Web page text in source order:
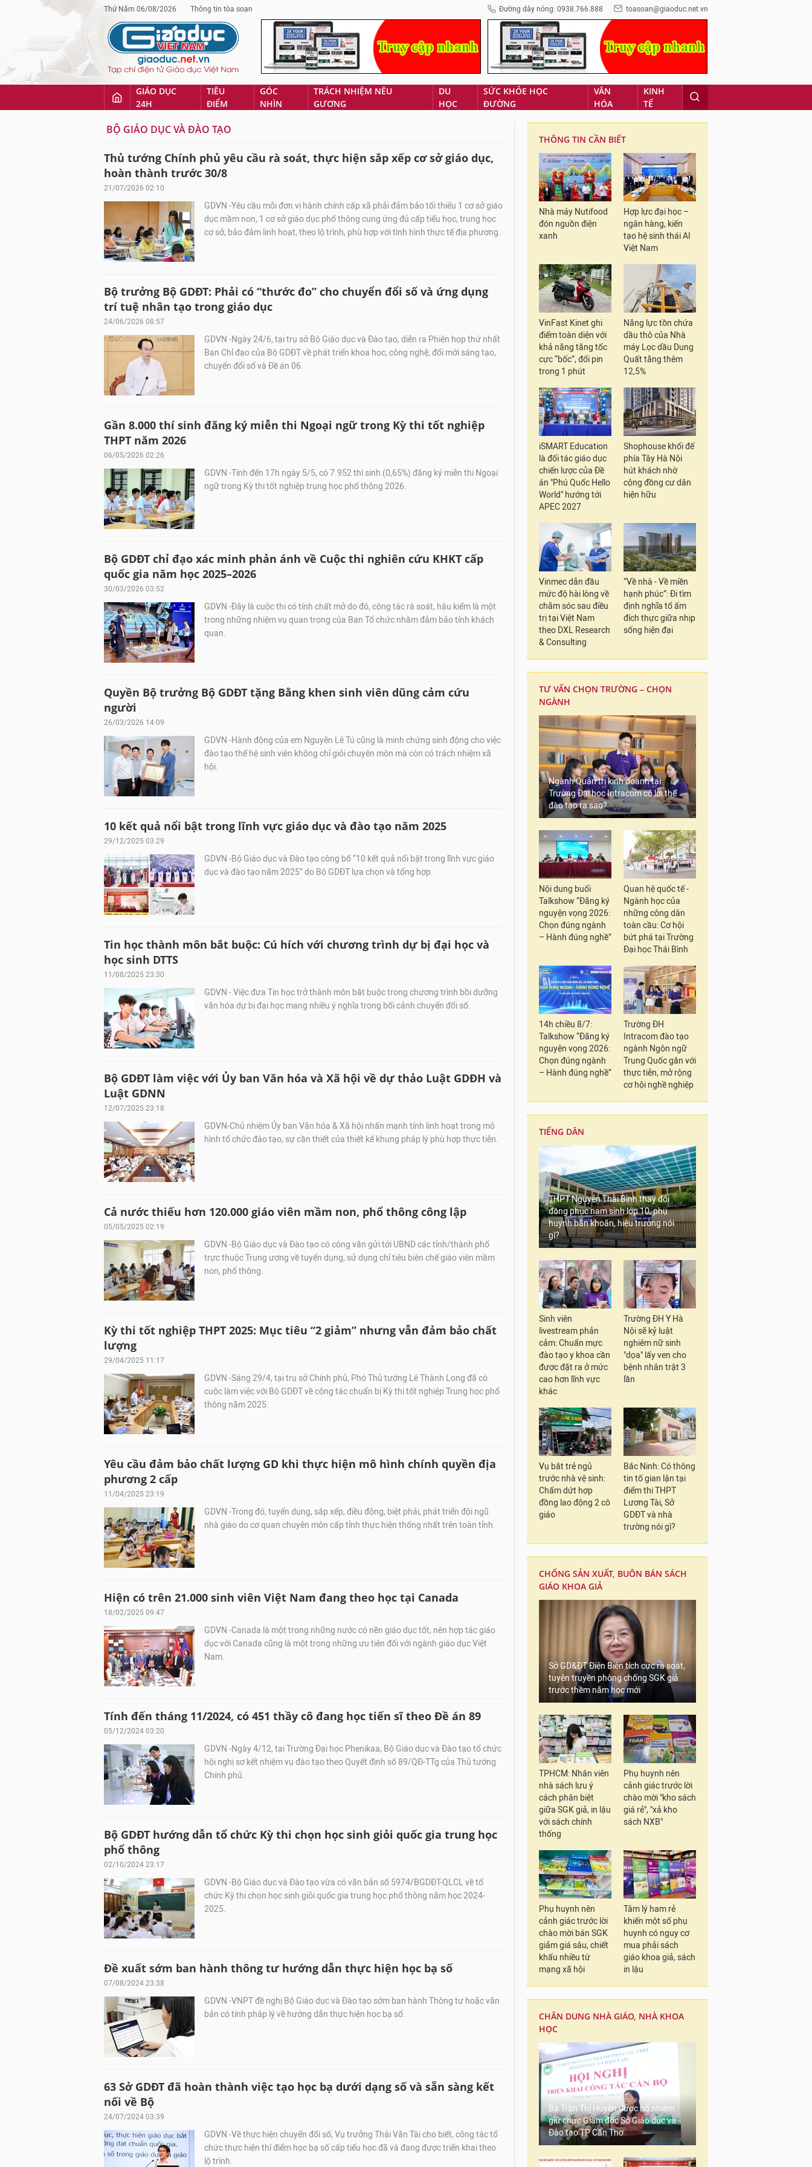
Thứ Năm 06/08/2026 Thông tin tòa soạn Đường dây nóng: 0938.766.888 toasoan@giaoduc.net.vn
GIÁO DỤC
24H
TIÊU
ĐIỂM
GÓC
NHÌN
TRÁCH NHIỆM NÊU
GƯƠNG
DU
HỌC
SỨC KHỎE HỌC
ĐƯỜNG
VĂN
HÓA
KINH
TẾ
BỘ GIÁO DỤC VÀ ĐÀO TẠO
Thủ tướng Chính phủ yêu cầu rà soát, thực hiện sắp xếp cơ sở giáo dục,
hoàn thành trước 30/8
21/07/2026 02:10
GDVN -Yêu cầu mỗi đơn vị hành chính cấp xã phải đảm bảo tối thiểu 1 cơ sở giáo
dục mầm non, 1 cơ sở giáo dục phổ thông cung ứng đủ cấp tiểu học, trung học
cơ sở, bảo đảm linh hoạt, theo lộ trình, phù hợp với tình hình thực tế địa phương.
Bộ trưởng Bộ GDĐT: Phải có “thước đo” cho chuyển đổi số và ứng dụng
trí tuệ nhân tạo trong giáo dục
24/06/2026 08:57
GDVN -Ngày 24/6, tại trụ sở Bộ Giáo dục và Đào tạo, diễn ra Phiên họp thứ nhất
Ban Chỉ đạo của Bộ GDĐT về phát triển khoa học, công nghệ, đổi mới sáng tạo,
chuyển đổi số và Đề án 06.
Gần 8.000 thí sinh đăng ký miễn thi Ngoại ngữ trong Kỳ thi tốt nghiệp
THPT năm 2026
06/05/2026 02:26
GDVN -Tính đến 17h ngày 5/5, có 7.952 thí sinh (0,65%) đăng ký miễn thi Ngoại
ngữ trong Kỳ thi tốt nghiệp trung học phổ thông 2026.
Bộ GDĐT chỉ đạo xác minh phản ánh về Cuộc thi nghiên cứu KHKT cấp
quốc gia năm học 2025–2026
30/03/2026 03:52
GDVN -Đây là cuộc thi có tính chất mở do đó, công tác rà soát, hậu kiểm là một
trong những nhiệm vụ quan trọng của Ban Tổ chức nhằm đảm bảo tính khách
quan.
Quyền Bộ trưởng Bộ GDĐT tặng Bằng khen sinh viên dũng cảm cứu
người
26/03/2026 14:09
GDVN -Hành động của em Nguyễn Lê Tú cũng là minh chứng sinh động cho việc
đào tạo thế hệ sinh viên không chỉ giỏi chuyên môn mà còn có trách nhiệm xã
hội.
10 kết quả nổi bật trong lĩnh vực giáo dục và đào tạo năm 2025
29/12/2025 03:29
GDVN -Bộ Giáo dục và Đào tạo công bố “10 kết quả nổi bật trong lĩnh vực giáo
dục và đào tạo năm 2025” do Bộ GDĐT lựa chọn và tổng hợp.
Tin học thành môn bắt buộc: Cú hích với chương trình dự bị đại học và
học sinh DTTS
11/08/2025 23:30
GDVN - Việc đưa Tin học trở thành môn bắt buộc trong chương trình bồi dưỡng
văn hóa dự bị đại học mang nhiều ý nghĩa trong bối cảnh chuyển đổi số.
Bộ GDĐT làm việc với Ủy ban Văn hóa và Xã hội về dự thảo Luật GDĐH và
Luật GDNN
12/07/2025 23:18
GDVN-Chủ nhiệm Ủy ban Văn hóa & Xã hội nhấn mạnh tính linh hoạt trong mô
hình tổ chức đào tạo, sự cần thiết của thiết kế khung pháp lý phù hợp thực tiễn.
Cả nước thiếu hơn 120.000 giáo viên mầm non, phổ thông công lập
05/05/2025 02:19
GDVN -Bộ Giáo dục và Đào tạo có công văn gửi tới UBND các tỉnh/thành phố
trực thuộc Trung ương về tuyển dụng, sử dụng chỉ tiêu biên chế giáo viên mầm
non, phổ thông.
Kỳ thi tốt nghiệp THPT 2025: Mục tiêu “2 giảm” nhưng vẫn đảm bảo chất
lượng
29/04/2025 11:17
GDVN -Sáng 29/4, tại trụ sở Chính phủ, Phó Thủ tướng Lê Thành Long đã có
cuộc làm việc với Bộ GDĐT về công tác chuẩn bị Kỳ thi tốt nghiệp Trung học phổ
thông năm 2025.
Yêu cầu đảm bảo chất lượng GD khi thực hiện mô hình chính quyền địa
phương 2 cấp
11/04/2025 23:19
GDVN -Trong đó, tuyển dụng, sắp xếp, điều động, biệt phái, phát triển đội ngũ
nhà giáo do cơ quan chuyên môn cấp tỉnh thực hiện thống nhất trên toàn tỉnh.
Hiện có trên 21.000 sinh viên Việt Nam đang theo học tại Canada
18/02/2025 09:47
GDVN -Canada là một trong những nước có nền giáo dục tốt, nên hợp tác giáo
dục với Canada cũng là một trong những ưu tiên đối với ngành giáo dục Việt
Nam.
Tính đến tháng 11/2024, có 451 thầy cô đang học tiến sĩ theo Đề án 89
05/12/2024 03:20
GDVN -Ngày 4/12, tại Trường Đại học Phenikaa, Bộ Giáo dục và Đào tạo tổ chức
hội nghị sơ kết nhiệm vụ đào tạo theo Quyết định số 89/QĐ-TTg của Thủ tướng
Chính phủ.
Bộ GDĐT hướng dẫn tổ chức Kỳ thi chọn học sinh giỏi quốc gia trung học
phổ thông
02/10/2024 23:17
GDVN -Bộ Giáo dục và Đào tạo vừa có văn bản số 5974/BGDĐT-QLCL về tổ
chức Kỳ thi chọn học sinh giỏi quốc gia trung học phổ thông năm học 2024-
2025.
Đề xuất sớm ban hành thông tư hướng dẫn thực hiện học bạ số
07/08/2024 23:38
GDVN -VNPT đề nghị Bộ Giáo dục và Đào tạo sớm ban hành Thông tư hoặc văn
bản có tính pháp lý về hướng dẫn thực hiện học bạ số.
63 Sở GDĐT đã hoàn thành việc tạo học bạ dưới dạng số và sẵn sàng kết
nối về Bộ
24/07/2024 03:39
GDVN -Về thực hiện chuyển đổi số, Vụ trưởng Thái Văn Tài cho biết, công tác tổ
chức thực hiện thí điểm học bạ số cấp tiểu học đã và đang được triển khai theo
lộ trình.
THÔNG TIN CẦN BIẾT
Nhà máy Nutifood
đón nguồn điện
xanh
Hợp lực đại học –
ngân hàng, kiến
tạo hệ sinh thái AI
Việt Nam
VinFast Kinet ghi
điểm toàn diện với
khả năng tăng tốc
cực “bốc”, đổi pin
trong 1 phút
Năng lực tồn chứa
dầu thô của Nhà
máy Lọc dầu Dung
Quất tăng thêm
12,5%
iSMART Education
là đối tác giáo dục
chiến lược của Đề
án "Phú Quốc Hello
World" hướng tới
APEC 2027
Shophouse khối đế
phía Tây Hà Nội
hút khách nhờ
cộng đồng cư dân
hiện hữu
Vinmec dẫn đầu
mức độ hài lòng về
chăm sóc sau điều
trị tại Việt Nam
theo DXL Research
& Consulting
“Về nhà - Về miền
hạnh phúc”: Đi tìm
định nghĩa tổ ấm
đích thực giữa nhịp
sống hiện đại
TƯ VẤN CHỌN TRƯỜNG – CHỌN
NGÀNH
Ngành Quản trị kinh doanh tại
Trường Đại học Intracom có lợi thế
đào tạo ra sao?
Nội dung buổi
Talkshow “Đăng ký
nguyện vọng 2026:
Chọn đúng ngành
– Hành đúng nghề”
Quan hệ quốc tế -
Ngành học của
những công dân
toàn cầu: Cơ hội
bứt phá tại Trường
Đại học Thái Bình
14h chiều 8/7:
Talkshow “Đăng ký
nguyện vọng 2026:
Chọn đúng ngành
– Hành đúng nghề”
Trường ĐH
Intracom đào tạo
ngành Ngôn ngữ
Trung Quốc gắn với
thực tiễn, mở rộng
cơ hội nghề nghiệp
TIẾNG DÂN
THPT Nguyễn Thái Bình thay đổi
đồng phục nam sinh lớp 10, phụ
huynh băn khoăn, hiệu trưởng nói
gì?
Sinh viên
livestream phản
cảm: Chuẩn mực
đào tạo y khoa cần
được đặt ra ở mức
cao hơn lĩnh vực
khác
Trường ĐH Y Hà
Nội sẽ kỷ luật
nghiêm nữ sinh
"dọa" lấy ven cho
bệnh nhân trật 3
lần
Vụ bắt trẻ ngủ
trước nhà vệ sinh:
Chấm dứt hợp
đồng lao động 2 cô
giáo
Bắc Ninh: Có thông
tin tố gian lận tại
điểm thi THPT
Lương Tài, Sở
GDĐT và nhà
trường nói gì?
CHỐNG SẢN XUẤT, BUÔN BÁN SÁCH
GIÁO KHOA GIẢ
Sở GD&ĐT Điện Biên tích cực rà soát,
tuyên truyền phòng chống SGK giả
trước thềm năm học mới
TPHCM: Nhân viên
nhà sách lưu ý
cách phân biệt
giữa SGK giả, in lậu
với sách chính
thống
Phụ huynh nên
cảnh giác trước lời
chào mời "kho sách
giá rẻ", "xả kho
sách NXB"
Phụ huynh nên
cảnh giác trước lời
chào mời bán SGK
giảm giá sâu, chiết
khấu nhiều từ
mạng xã hội
Tâm lý ham rẻ
khiến một số phụ
huynh có nguy cơ
mua phải sách
giáo khoa giả, sách
in lậu
CHÂN DUNG NHÀ GIÁO, NHÀ KHOA
HỌC
Bà Trần Thị Huyền được bổ nhiệm
giữ chức Giám đốc Sở Giáo dục và
Đào tạo TP Cần Thơ